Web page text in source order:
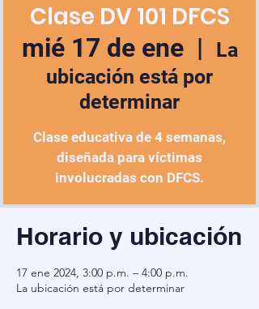
Clase DV 101 DFCS
mié 17 de ene
  |
La
ubicación está por
determinar
Clase educativa de 4 semanas,
diseñada para víctimas
involucradas con DFCS.
Horario y ubicación
17 ene 2024, 3:00 p.m. – 4:00 p.m.
La ubicación está por determinar